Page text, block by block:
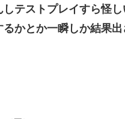
テストプレイすら怪
かとか一瞬しか結果